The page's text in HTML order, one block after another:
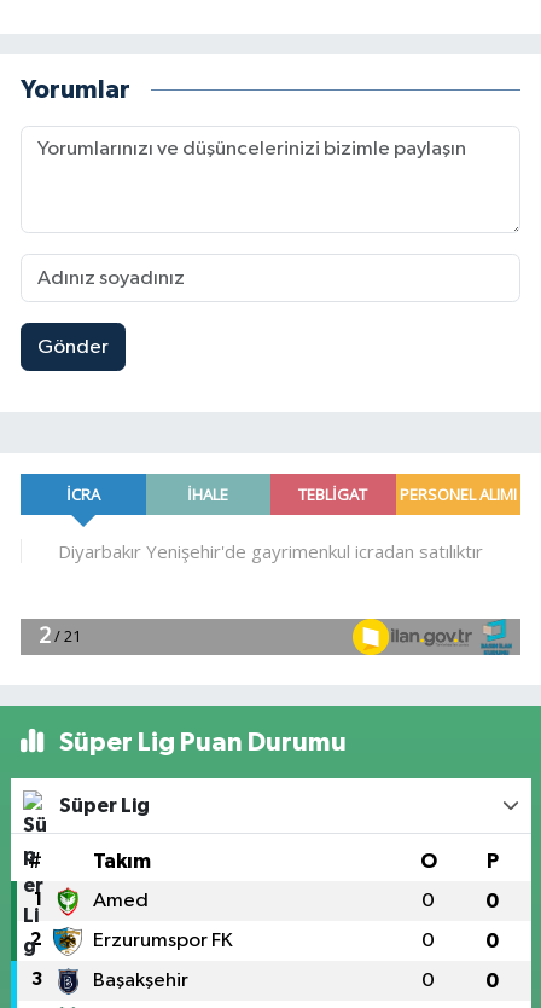
Yorumlar
Gönder
Süper Lig Puan Durumu
Süper Lig
# Takım O P
1 Amed 0 0
2 Erzurumspor FK 0 0
3 Başakşehir 0 0